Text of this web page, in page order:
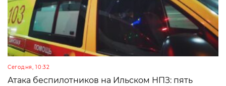
Сегодня, 10:32
Атака беспилотников на Ильском НПЗ: пять